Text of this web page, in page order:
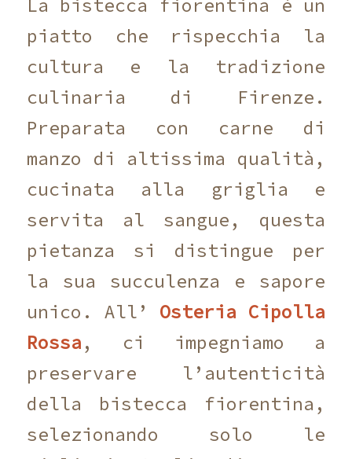
La bistecca fiorentina è un
piatto che rispecchia la
cultura e la tradizione
culinaria di Firenze.
Preparata con carne di
manzo di altissima qualità,
cucinata alla griglia e
servita al sangue, questa
pietanza si distingue per
la sua succulenza e sapore
unico. All’ Osteria Cipolla
Rossa , ci impegniamo a
preservare l’autenticità
della bistecca fiorentina,
selezionando solo le